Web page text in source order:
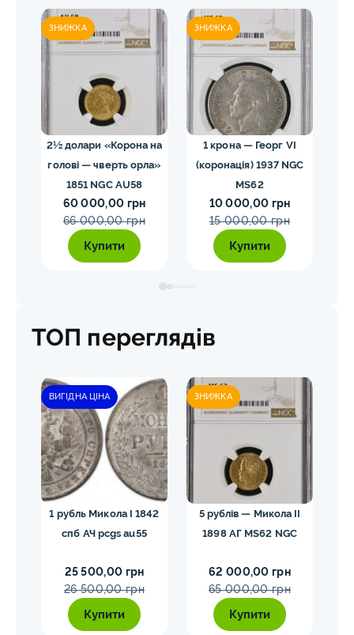
ЗНИЖКА
2½ долари «Корона на
голові — чверть орла»
1851 NGC AU58
60 000,00 грн
66 000,00 грн
Купити
ЗНИЖКА
1 крона — Георг VI
(коронація) 1937 NGC
MS62
10 000,00 грн
15 000,00 грн
Купити
ТОП переглядів
ВИГІДНА ЦІНА
1 рубль Микола I 1842
спб АЧ pcgs au55
25 500,00 грн
26 500,00 грн
Купити
ЗНИЖКА
5 рублів — Микола II
1898 АГ MS62 NGC
62 000,00 грн
65 000,00 грн
Купити